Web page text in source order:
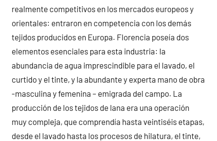
realmente competitivos en los mercados europeos y
orientales: entraron en competencia con los demás
tejidos producidos en Europa. Florencia poseía dos
elementos esenciales para esta industria: la
abundancia de agua imprescindible para el lavado, el
curtido y el tinte, y la abundante y experta mano de obra
-masculina y femenina – emigrada del campo. La
producción de los tejidos de lana era una operación
muy compleja, que comprendía hasta veintiséis etapas,
desde el lavado hasta los procesos de hilatura, el tinte,